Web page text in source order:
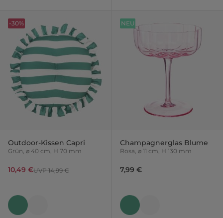
Outdoor-Kissen Capri
Grün, ⌀ 40 cm, H 70 mm
10,49 €UVP 14,99 €
-30%
Champagnerglas Blume
Rosa, ⌀ 11 cm, H 130 mm
7,99 €
NEU